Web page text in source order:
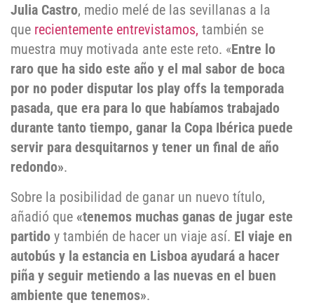
Julia Castro, medio melé de las sevillanas a la
que recientemente entrevistamos, también se
muestra muy motivada ante este reto. «Entre lo
raro que ha sido este año y el mal sabor de boca
por no poder disputar los play offs la temporada
pasada, que era para lo que habíamos trabajado
durante tanto tiempo, ganar la Copa Ibérica puede
servir para desquitarnos y tener un final de año
redondo».
Sobre la posibilidad de ganar un nuevo título,
añadió que «tenemos muchas ganas de jugar este
partido y también de hacer un viaje así. El viaje en
autobús y la estancia en Lisboa ayudará a hacer
piña y seguir metiendo a las nuevas en el buen
ambiente que tenemos».